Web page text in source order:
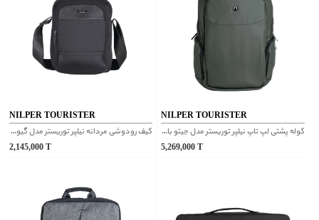
NILPER TOURISTER
کیف رودوشی مردانه نیلپر توریستر مدل گیوان مشکی
2,145,000T
NILPER TOURISTER
کوله پشتی لپ تاپ نیلپر توریستر مدل جیتو با پارچه اسکینی سبز
5,269,000 T